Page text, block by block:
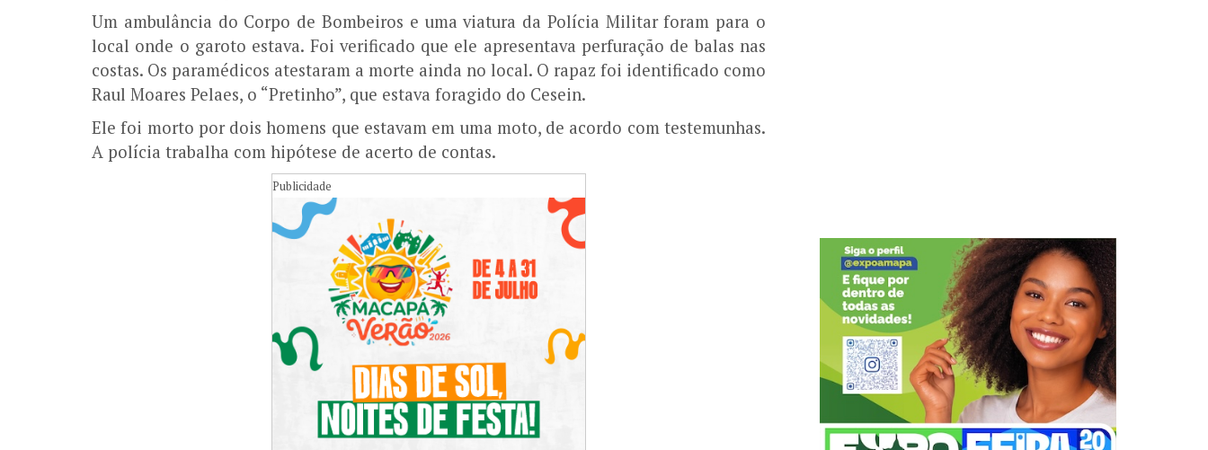
Um ambulância do Corpo de Bombeiros e uma viatura da Polícia Militar foram para o
local onde o garoto estava. Foi verificado que ele apresentava perfuração de balas nas
costas. Os paramédicos atestaram a morte ainda no local. O rapaz foi identificado como
Raul Moares Pelaes, o “Pretinho”, que estava foragido do Cesein.
Ele foi morto por dois homens que estavam em uma moto, de acordo com testemunhas.
A polícia trabalha com hipótese de acerto de contas.
Publicidade